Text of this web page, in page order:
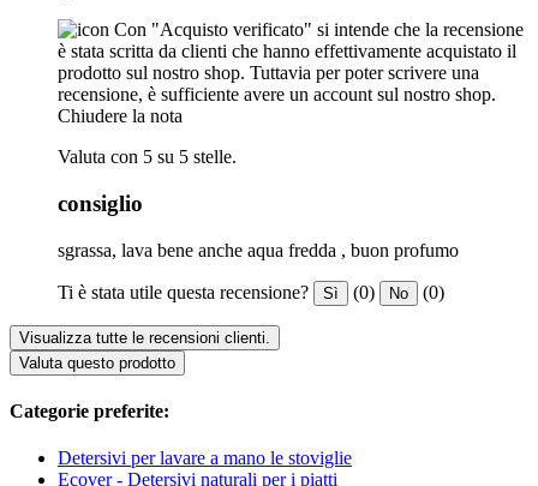
Con "Acquisto verificato" si intende che la recensione
è stata scritta da clienti che hanno effettivamente acquistato il
prodotto sul nostro shop. Tuttavia per poter scrivere una
recensione, è sufficiente avere un account sul nostro shop.
Chiudere la nota
Valuta con 5 su 5 stelle.
consiglio
sgrassa, lava bene anche aqua fredda , buon profumo
Ti è stata utile questa recensione? Sì (0) No (0)
Visualizza tutte le recensioni clienti.
Valuta questo prodotto
Categorie preferite:
Detersivi per lavare a mano le stoviglie
Ecover - Detersivi naturali per i piatti